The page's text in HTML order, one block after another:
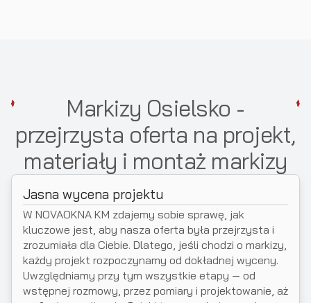
Markizy Osielsko -
przejrzysta oferta na projekt,
materiały i montaż markizy
Jasna wycena projektu
W NOVAOKNA KM zdajemy sobie sprawę, jak
kluczowe jest, aby nasza oferta była przejrzysta i
zrozumiała dla Ciebie. Dlatego, jeśli chodzi o markizy,
każdy projekt rozpoczynamy od dokładnej wyceny.
Uwzględniamy przy tym wszystkie etapy — od
wstępnej rozmowy, przez pomiary i projektowanie, aż